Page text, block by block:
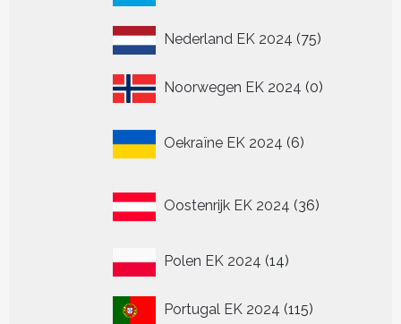
Nederland EK 2024 7575
Noorwegen EK 2024 00
Oekraïne EK 2024 6
producten
Oostenrijk EK 2024 36
producten
Polen EK 2024 1414
Portugal EK 2024 115115